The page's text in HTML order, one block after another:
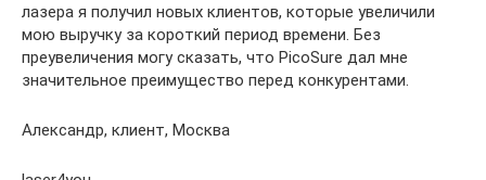
лазера я получил новых клиентов, которые увеличили
мою выручку за короткий период времени. Без
преувеличения могу сказать, что PicoSure дал мне
значительное преимущество перед конкурентами.
Александр, клиент, Москва